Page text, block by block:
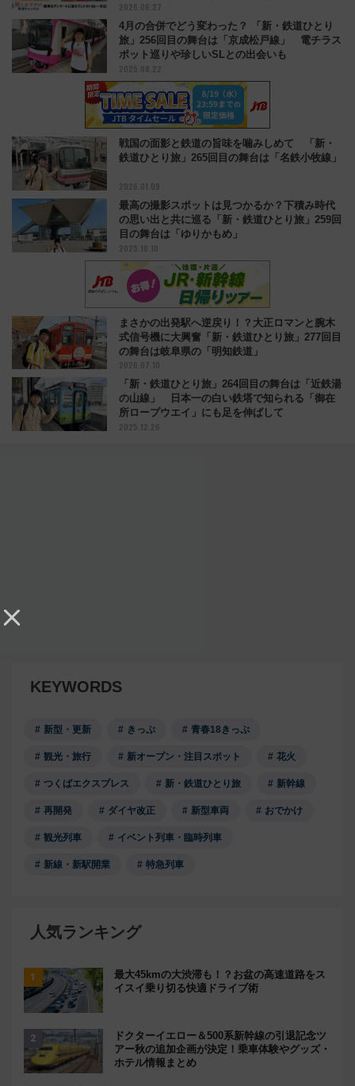
2026.06.27
4月の合併でどう変わった？ 「新・鉄道ひとり
旅」256回目の舞台は「京成松戸線」 電チラス
ポット巡りや珍しいSLとの出会いも
2025.08.22
戦国の面影と鉄道の旨味を噛みしめて 「新・
鉄道ひとり旅」265回目の舞台は「名鉄小牧線」
2026.01.09
最高の撮影スポットは見つかるか？下積み時代
の思い出と共に巡る「新・鉄道ひとり旅」259回
目の舞台は「ゆりかもめ」
2025.10.10
まさかの出発駅へ逆戻り！？大正ロマンと腕木
式信号機に大興奮「新・鉄道ひとり旅」277回目
の舞台は岐阜県の「明知鉄道」
2026.07.10
「新・鉄道ひとり旅」264回目の舞台は「近鉄湯
の山線」 日本一の白い鉄塔で知られる「御在
所ロープウエイ」にも足を伸ばして
2025.12.26
KEYWORDS
新型・更新 きっぷ 青春18きっぷ
観光・旅行 新オープン・注目スポット 花火
つくばエクスプレス 新・鉄道ひとり旅 新幹線
再開発 ダイヤ改正 新型車両 おでかけ
観光列車 イベント列車・臨時列車
新線・新駅開業 特急列車
人気ランキング
最大45kmの大渋滞も！？お盆の高速道路をス
イスイ乗り切る快適ドライブ術
ドクターイエロー＆500系新幹線の引退記念ツ
アー秋の追加企画が決定！乗車体験やグッズ・
ホテル情報まとめ